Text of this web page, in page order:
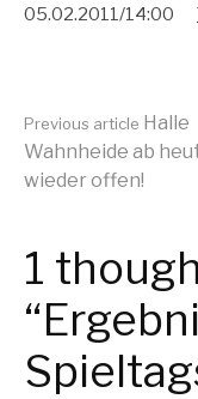
05.02.2011/14:00
Previous article Halle
Wahnheide ab
wieder offen!
1